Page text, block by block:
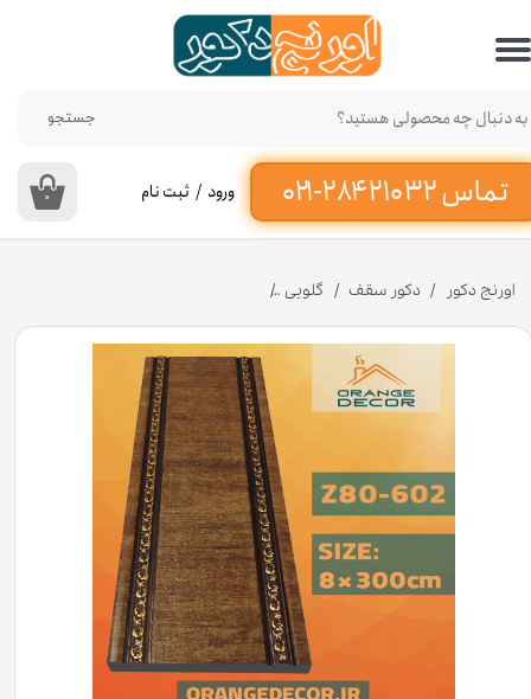
تماس ۳۲ ۲۱۰ ۲۸۴-۰۲۱‌
جستجو
۰ ورود / ثبت نام
حساب کاربری من
تغییر گذر واژه
سفارشات
خروج از حساب کاربری
اورنج دکور دکور سقف گلویی